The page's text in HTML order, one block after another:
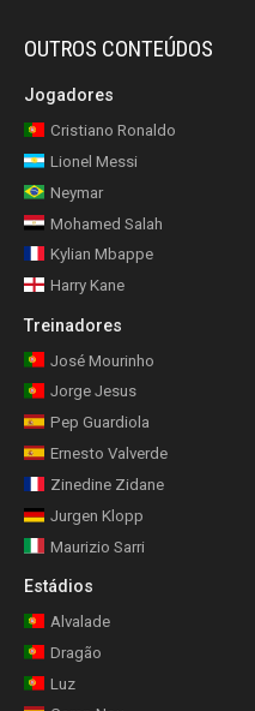
OUTROS CONTEÚDOS
Jogadores
Cristiano Ronaldo
Lionel Messi
Neymar
Mohamed Salah
Kylian Mbappe
Harry Kane
Treinadores
José Mourinho
Jorge Jesus
Pep Guardiola
Ernesto Valverde
Zinedine Zidane
Jurgen Klopp
Maurizio Sarri
Estádios
Alvalade
Dragão
Luz